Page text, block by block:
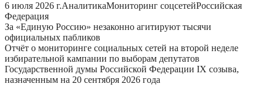
6 июля 2026 г.АналитикаМониторинг соцсетейРоссийская
Федерация
За «Единую Россию» незаконно агитируют тысячи
официальных пабликов
Отчёт о мониторинге социальных сетей на второй неделе
избирательной кампании по выборам депутатов
Государственной думы Российской Федерации IX созыва,
назначенным на 20 сентября 2026 года